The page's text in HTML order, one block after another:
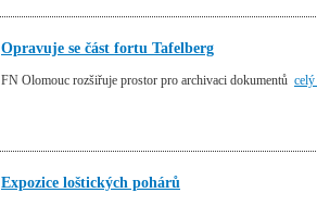
Opravuje se část fortu Tafelberg
FN Olomouc rozšiřuje prostor pro archivaci dokumentů celý
Expozice loštických pohárů